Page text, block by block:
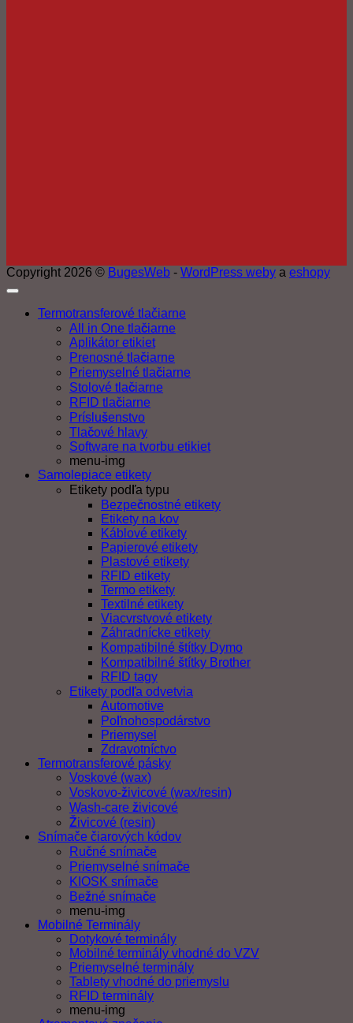
Copyright 2026 © BugesWeb - WordPress weby a eshopy
Termotransferové tlačiarne
All in One tlačiarne
Aplikátor etikiet
Prenosné tlačiarne
Priemyselné tlačiarne
Stolové tlačiarne
RFID tlačiarne
Príslušenstvo
Tlačové hlavy
Software na tvorbu etikiet
menu-img
Samolepiace etikety
Etikety podľa typu
Bezpečnostné etikety
Etikety na kov
Káblové etikety
Papierové etikety
Plastové etikety
RFID etikety
Termo etikety
Textilné etikety
Viacvrstvové etikety
Záhradnícke etikety
Kompatibilné štítky Dymo
Kompatibilné štítky Brother
RFID tagy
Etikety podľa odvetvia
Automotive
Poľnohospodárstvo
Priemysel
Zdravotníctvo
Termotransferové pásky
Voskové (wax)
Voskovo-živicové (wax/resin)
Wash-care živicové
Živicové (resin)
Snímače čiarových kódov
Ručné snímače
Priemyselné snímače
KIOSK snímače
Bežné snímače
menu-img
Mobilné Terminály
Dotykové terminály
Mobilné terminály vhodné do VZV
Priemyselné terminály
Tablety vhodné do priemyslu
RFID terminály
menu-img